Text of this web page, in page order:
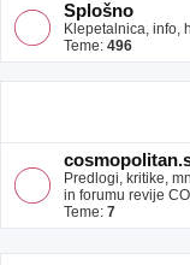
Splošno
Klepetalnica, info,
Teme: 496
Predlogi, kritike,
in forumu revije
Teme: 7